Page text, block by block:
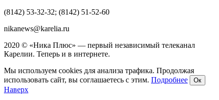
(8142) 53-32-32; (8142) 51-52-60
nikanews@karelia.ru
2020 © «Ника Плюс» — первый независимый телеканал
Карелии. Теперь и в интернете.
Мы используем cookies для анализа трафика. Продолжая
использовать сайт, вы соглашаетесь с этим. Подробнее Ок
Наверх